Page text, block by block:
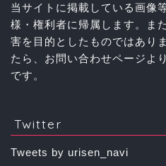
当サイトに掲載している画像
様・権利者に帰属します。ま
害を目的としたものではあり
たら、お問い合わせページよ
です。
Twitter
Tweets by urisen_navi